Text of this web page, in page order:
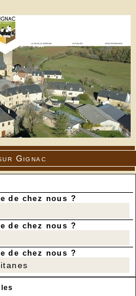
Gignac
de chez nous ?
de chez nous ?
de chez nous ?